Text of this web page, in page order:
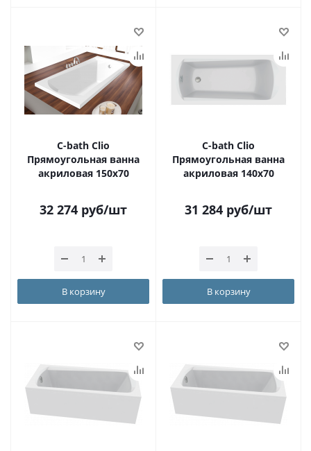
С-bath Clio
Прямоугольная ванна
акриловая 150x70
32 274 руб/шт
В корзину
С-bath Clio
Прямоугольная ванна
акриловая 140x70
31 284 руб/шт
В корзину